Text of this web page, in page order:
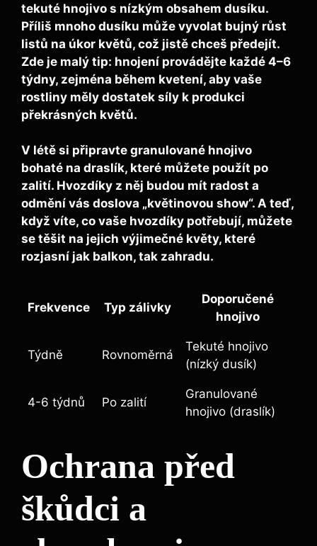
tekuté hnojivo s nízkým obsahem dusíku.
Příliš mnoho dusíku může vyvolat bujný růst
listů na úkor květů, což jistě chceš předejít.
Zde je malý tip: hnojení provádějte každé 4–6
týdny, zejména během kvetení, aby vaše
rostliny měly dostatek síly k produkci
překrásných květů.
V létě si připravte granulované hnojivo
bohaté na draslík, které můžete použít po
zalití. Hvozdíky z něj budou mít radost a
odmění vás doslova „květinovou show“. A teď,
když víte, co vaše hvozdíky potřebují, můžete
se těšit na jejich výjimečné květy, které
rozjasní jak balkon, tak zahradu.
Frekvence Typ zálivky
Doporučené
hnojivo
Týdně Rovnoměrná
Tekuté hnojivo
(nízký dusík)
4-6 týdnů Po zalití
Granulované
hnojivo (draslík)
Ochrana před
škůdci a